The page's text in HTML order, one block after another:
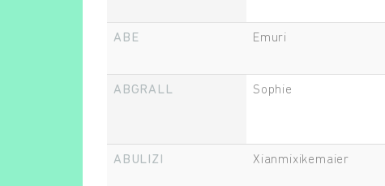
ABE Emuri
ABGRALL Sophie
ABULIZI Xianmixikemaier